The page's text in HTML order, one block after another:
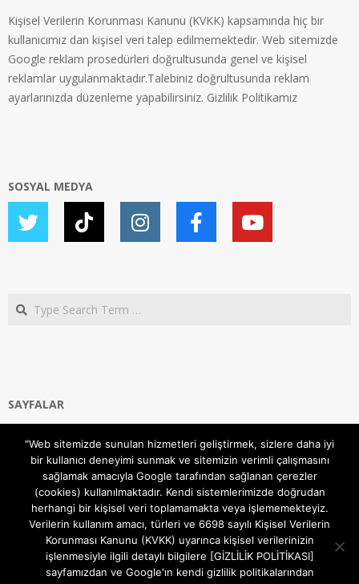
Kişisel Verilerin Korunması Kanunu (KVKK) kapsamında hiç bir
kullanıcımız dan kişisel veri talep edilmemektedir. Web sitemizde
Google reklam prosedürleri doğrultusunda genel ve kişisel
reklamlar uygulanmaktadır.Talebiniz doğrultusunda reklam
ayarlarınızda düzenleme yapabilirsiniz. Gizlilik Politikamız
SOSYAL MEDYA
Search
SAYFALAR
Gizlilik ve Çerezler (Cookies) Politikası
Hakkımızda
İletişim Kanalları
MODEM KURULUM
TEKNİK DESTEK
TELEVİZYON SİSTEMLERİ
"Web sitemizde sunulan hizmetleri geliştirmek, sizlere daha iyi
bir kullanıcı deneyimi sunmak ve sitemizin verimli çalışmasını
sağlamak amacıyla Google tarafından sağlanan çerezler
(cookies) kullanılmaktadır. Kendi sistemlerimizde doğrudan
herhangi bir kişisel veri toplamamakta veya işlememekteyiz.
Verilerin kullanım amacı, türleri ve 6698 sayılı Kişisel Verilerin
Korunması Kanunu (KVKK) uyarınca kişisel verilerinizin
işlenmesiyle ilgili detaylı bilgilere [GİZLİLİK POLİTİKASI]
sayfamızdan ve Google'ın kendi gizlilik politikalarından